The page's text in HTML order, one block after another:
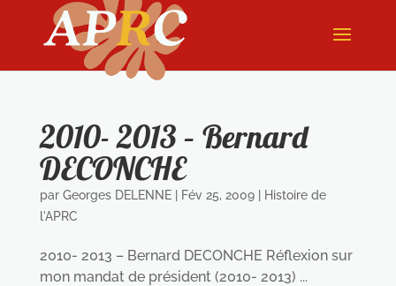
2010- 2013 – Bernard
DECONCHE
par Georges DELENNE| Fév 25, 2009|
Histoire de
l'APRC
2010- 2013 – Bernard DECONCHE Réflexion sur
mon mandat de président (2010- 2013) ...